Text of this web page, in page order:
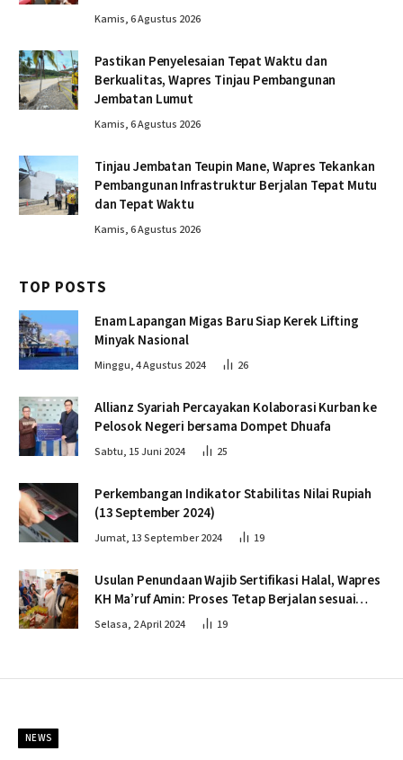
Kamis, 6 Agustus 2026
Pastikan Penyelesaian Tepat Waktu dan
Berkualitas, Wapres Tinjau Pembangunan
Jembatan Lumut
Kamis, 6 Agustus 2026
Tinjau Jembatan Teupin Mane, Wapres Tekankan
Pembangunan Infrastruktur Berjalan Tepat Mutu
dan Tepat Waktu
Kamis, 6 Agustus 2026
TOP POSTS
Enam Lapangan Migas Baru Siap Kerek Lifting
Minyak Nasional
Minggu, 4 Agustus 2024 26
Allianz Syariah Percayakan Kolaborasi Kurban ke
Pelosok Negeri bersama Dompet Dhuafa
Sabtu, 15 Juni 2024 25
Perkembangan Indikator Stabilitas Nilai Rupiah
(13 September 2024)
Jumat, 13 September 2024 19
Usulan Penundaan Wajib Sertifikasi Halal, Wapres
KH Ma’ruf Amin: Proses Tetap Berjalan sesuai
Penahapan
Selasa, 2 April 2024 19
NEWS